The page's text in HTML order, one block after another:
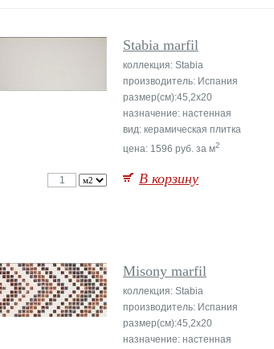
Stabia marfil
коллекция: Stabia
производитель: Испания
размер(см):45,2x20
назначение: настенная
вид: керамическая плитка
цена: 1596 руб. за м2
В корзину
Misony marfil
коллекция: Stabia
производитель: Испания
размер(см):45,2x20
назначение: настенная